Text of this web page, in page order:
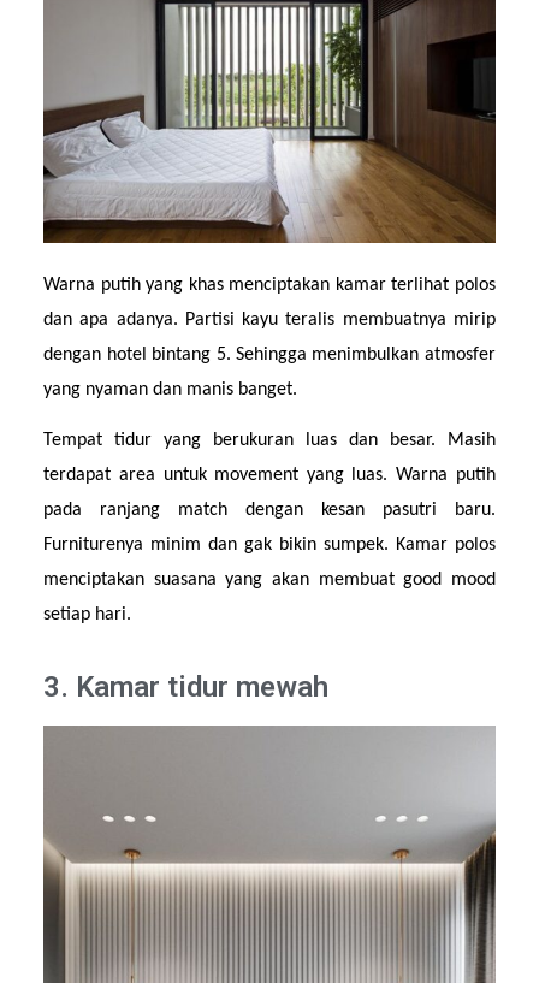
Warna putih yang khas menciptakan kamar terlihat polos
dan apa adanya. Partisi kayu teralis membuatnya mirip
dengan hotel bintang 5. Sehingga menimbulkan atmosfer
yang nyaman dan manis banget.
Tempat tidur yang berukuran luas dan besar. Masih
terdapat area untuk movement yang luas. Warna putih
pada ranjang match dengan kesan pasutri baru.
Furniturenya minim dan gak bikin sumpek. Kamar polos
menciptakan suasana yang akan membuat good mood
setiap hari.
3. Kamar tidur mewah